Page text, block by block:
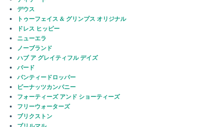
デウス
トゥーフェイス & グリンプス オリジナル
ドレス ヒッピー
ニューエラ
ノーブランド
ハブ ア グレイティフル デイズ
バード
パンティードロッパー
ピーナッツカンパニー
フォーティーズ アンド ショーティーズ
フリーウォーターズ
ブリクストン